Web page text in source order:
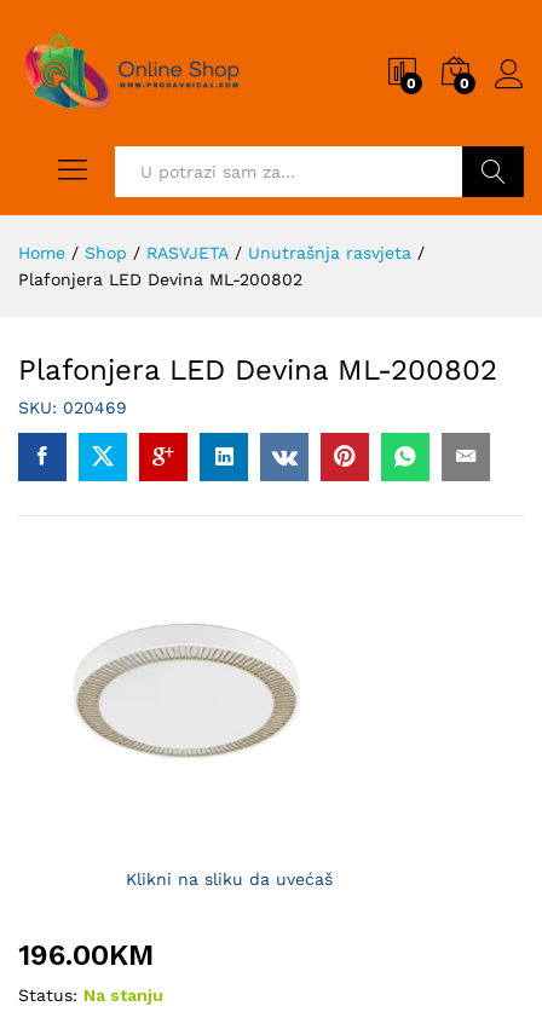
0 0
Home / Shop / RASVJETA / Unutrašnja rasvjeta /
Plafonjera LED Devina ML-200802
Plafonjera LED Devina ML-200802
SKU: 020469
Klikni na sliku da uvećaš
196.00KM
Status: Na stanju